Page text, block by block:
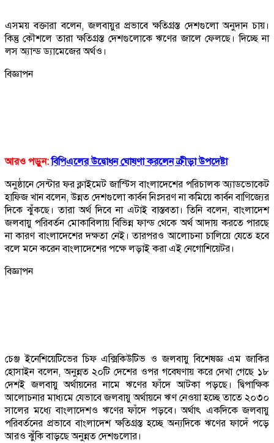
এসময় বক্তারা বলেন, জলবায়ুর প্রভাবে ক্ষতিগ্রস্ত দেশগুলো অনুদান চায়।
কিন্তু কৌশলে তারা ক্ষতিগ্রস্ত দেশগুলোকে ঋণের জালে ফেলছে। দিচ্ছে না
লস অ্যান্ড ড্যামেজের অর্থও।
বিজ্ঞাপন
আরও পড়ুন: বিপিএলের উদ্বোধন ঘোষণা করলেন ক্রীড়া উপদেষ্টা
অনুষ্ঠানে সেন্টার ফর ক্লাইমেট জাস্টিস বাংলাদেশের পরিচালক অ্যাডভোকেট
হাফিজ খান বলেন, উন্নত দেশগুলো কার্বন নিঃসরণ না কমিয়ে কার্বন বাণিজ্যের
দিকে ঝুঁকছে। তারা অর্থ দিবে না এটাই বাস্তবতা। তিনি বলেন, বাংলাদেশ
জলবায়ু পরিবর্তন মোকাবিলায় বিভিন্ন ফান্ড থেকে অর্থ আদায় করতে পারছে
না কারণ বাংলাদেশের দক্ষতা নেই। তারপরও আলোচনা চালিয়ে যেতে হবে
বলে মনে করেন বাংলাদেশের পক্ষে লড়াই করা এই নেগোশিয়েটর।
বিজ্ঞাপন
চেঞ্জ ইনেশিয়েটিভের চিফ এক্সিকিউটিভ ও জলবায়ু বিশেষজ্ঞ এম জাকির
হোসাইন বলেন, অনুন্নত ২০টি দেশের ওপর গবেষণায় করে দেখা গেছে ১৮
দেশই জলবায়ু অর্থায়নের নামে ঋণের ফাঁদে আটকা পড়ছে। দ্বিপাক্ষিক
আলোচনার মাধ্যমে যেভাবে জলবায়ু অর্থায়নে ঋণ নেওয়া হচ্ছে তাতে ২০৩০
সালের মধ্যে বাংলাদেশও ঋণের ফাঁদে পড়বে। অর্থাৎ একদিকে জলবায়ু
পরিবর্তনের প্রভাবে বাংলাদেশ ক্ষতিগ্রস্ত হচ্ছে অন্যদিকে ঋণের ফাদেঁ পড়ে
আরও ঝুঁকি বাড়ছে অনুন্নত দেশগুলোর।